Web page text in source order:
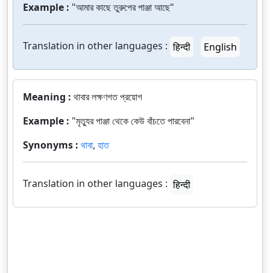
Example : "আমার কাছে তুরুপের পাঞ্জা আছে"
Translation in other languages : हिन्दी English
Meaning : থাবার লক্ষণগত প্রয়োগ
Example : "মৃত্যুর পাঞ্জা থেকে কেউ বাঁচতে পারবেনা"
Synonyms : থাবা, হাত
Translation in other languages : हिन्दी